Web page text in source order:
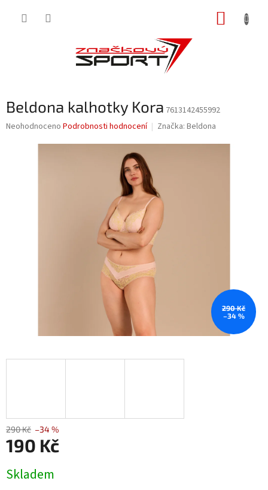
Beldona kalhotky Kora 7613142455992
Průměrné
Neohodnoceno Podrobnosti hodnocení Značka: Beldona
290 Kč
–34 %
290 Kč –34 %
190 Kč
cena:
Skladem